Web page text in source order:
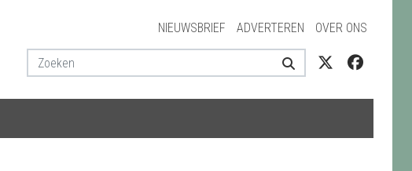
NIEUWSBRIEF ADVERTEREN OVER ONS